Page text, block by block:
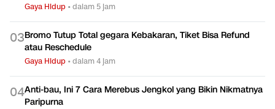
Gaya Hidup •dalam 5 jam
03Bromo Tutup Total gegara Kebakaran, Tiket Bisa Refund
atau Reschedule
Gaya Hidup •dalam 4 jam
04Anti-bau, Ini 7 Cara Merebus Jengkol yang Bikin Nikmatnya
Paripurna